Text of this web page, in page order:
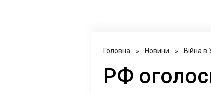
Головна » Новини » Війна в
РФ